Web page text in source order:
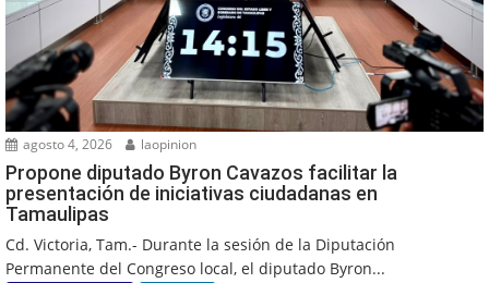
agosto 4, 2026 laopinion
Propone diputado Byron Cavazos facilitar la
presentación de iniciativas ciudadanas en
Tamaulipas
Cd. Victoria, Tam.- Durante la sesión de la Diputación
Permanente del Congreso local, el diputado Byron...